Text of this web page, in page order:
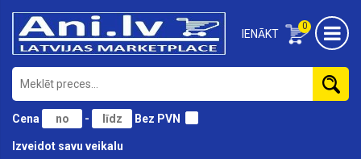
0
IENĀKT
Cena - Bez PVN
Izveidot savu veikalu